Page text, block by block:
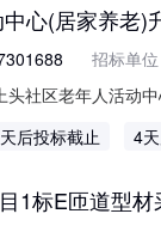
心(居家养老
招标单
头社区老年人活动
升级改造功能配
后投标截止 4
1标E匝道型